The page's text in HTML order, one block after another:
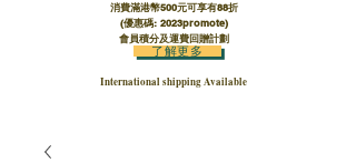
消費滿港幣500元可享有88折
(優惠碼: 2023promote)
會員積分及運費回贈計劃
International shipping Available
了解更多